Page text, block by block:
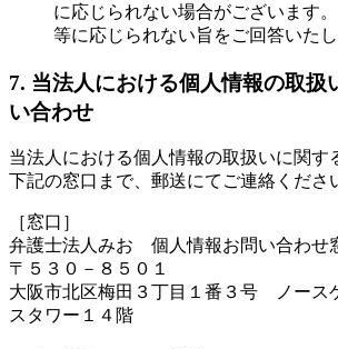
に応じられない場合がございます
等に応じられない旨をご回答いたし
7. 当法人における個人情報の取扱
い合わせ
当法人における個人情報の取扱いに関す
下記の窓口まで、郵送にてご連絡くださ
［窓口］
弁護士法人みお 個人情報お問い合わせ
〒５３０－８５０１
大阪市北区梅田３丁目１番３号 ノー
スタワー１４階